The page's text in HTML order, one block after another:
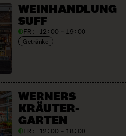
WEIN­HANDLUNG
SUFF
FR: 12:00 – 19:00
Getränke
WERNERS
KRÄUTER­
GARTEN
FR: 12:00 – 18:00